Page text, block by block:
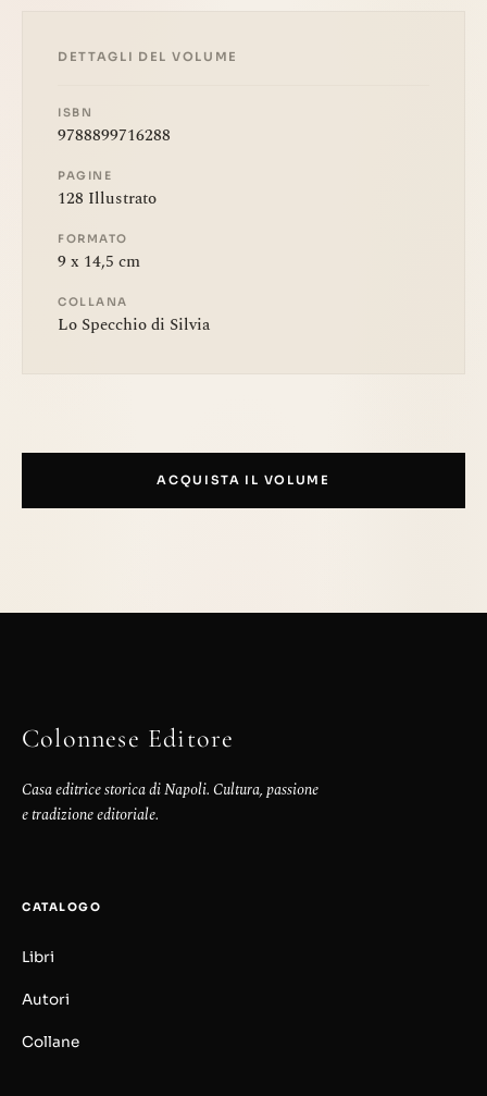
DETTAGLI DEL VOLUME
ISBN
9788899716288
PAGINE
128 Illustrato
FORMATO
9 x 14,5 cm
COLLANA
Lo Specchio di Silvia
ACQUISTA IL VOLUME
Colonnese Editore
Casa editrice storica di Napoli. Cultura, passione
e tradizione editoriale.
CATALOGO
Libri
Autori
Collane